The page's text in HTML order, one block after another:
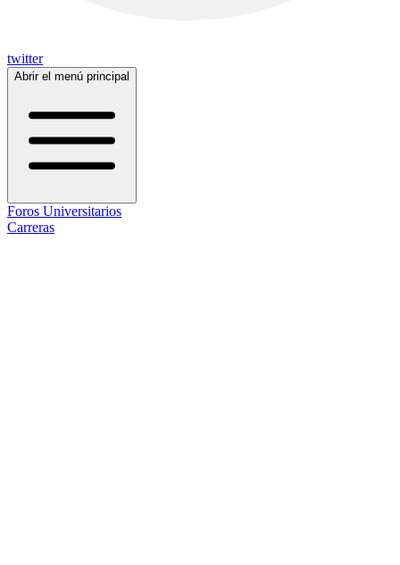
twitter
Abrir el menú principal
Foros Universitarios
Carreras